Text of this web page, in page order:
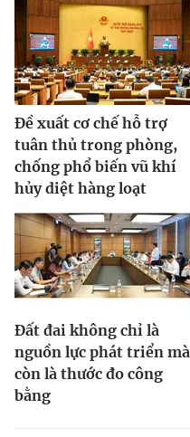
Đề xuất cơ chế hỗ trợ
tuân thủ trong phòng,
chống phổ biến vũ khí
hủy diệt hàng loạt
Đất đai không chỉ là
nguồn lực phát triển mà
còn là thước đo công
bằng